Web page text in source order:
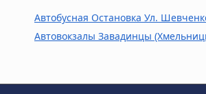
Автобусная Остановка Ул.
Автовокзалы Завадинцы